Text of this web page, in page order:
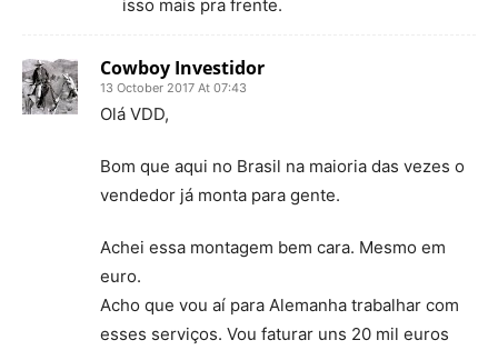
isso mais pra frente.
Cowboy Investidor
13 October 2017 At 07:43
Olá VDD,
Bom que aqui no Brasil na maioria das vezes o
vendedor já monta para gente.
Achei essa montagem bem cara. Mesmo em
euro.
Acho que vou aí para Alemanha trabalhar com
esses serviços. Vou faturar uns 20 mil euros